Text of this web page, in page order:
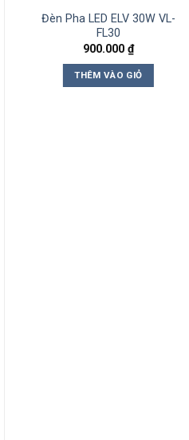
Đèn Pha LED ELV 30W VL-
FL30
900.000 ₫
THÊM VÀO GIỎ